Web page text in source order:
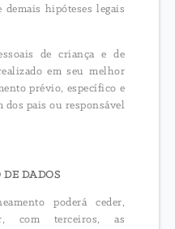
hipóteses legais
de criança e de
em seu melhor
prévio, específico e
dos pais ou responsável
DADOS
poderá ceder,
com terceiros, as